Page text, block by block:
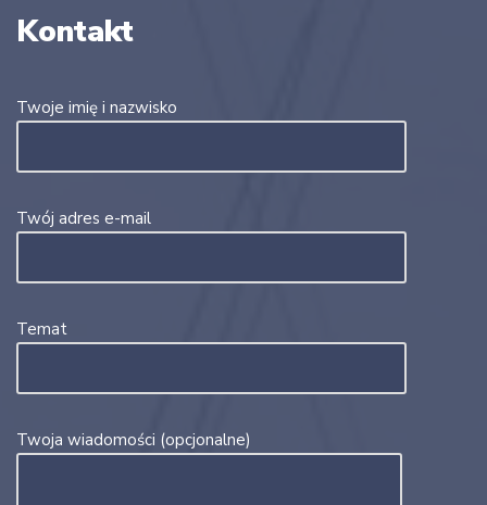
Kontakt
Twoje imię i nazwisko
Twój adres e-mail
Temat
Twoja wiadomości (opcjonalne)